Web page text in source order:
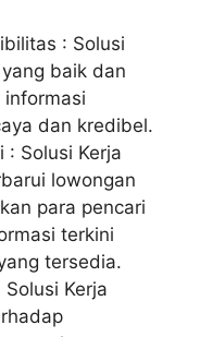
: Solusi
baik dan
dan kredibel.
: Solusi Kerja
lowongan
para pencari
terkini
tersedia.
Kerja